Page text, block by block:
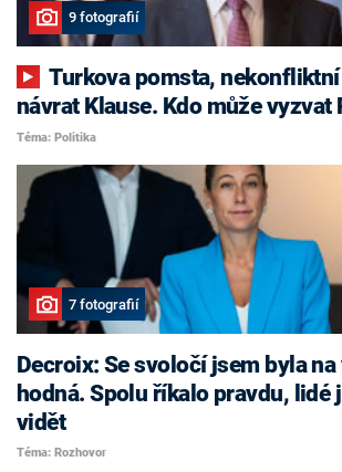
9 fotografií
Turkova pomsta, nekonfliktní Havlíček i
návrat Klause. Kdo může vyzvat
Téma: Politika
7 fotografií
Decroix: Se svoločí jsem byla
hodná. Spolu říkalo pravdu, lidé
vidět
Téma: Rozhovor